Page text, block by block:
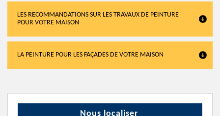
LES RECOMMANDATIONS SUR LES TRAVAUX DE PEINTURE
POUR VOTRE MAISON
LA PEINTURE POUR LES FAÇADES DE VOTRE MAISON
Nous localiser